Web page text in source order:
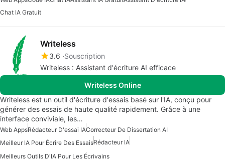
Chat IA Gratuit
Writeless
3.6 Souscription
Writeless : Assistant d'écriture AI efficace
Writeless Online
Writeless est un outil d'écriture d'essais basé sur l'IA, conçu pour
générer des essais de haute qualité rapidement. Grâce à une
interface conviviale, les…
Web AppsRédacteur D'essai IACorrecteur De Dissertation AI
Meilleur IA Pour Écrire Des EssaisRédacteur IA
Meilleurs Outils D'IA Pour Les Écrivains